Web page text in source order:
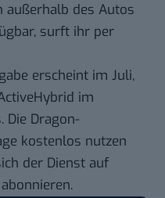
des Autos
surft ihr per
erscheint im Juli,
im
Die Dragon-
kostenlos nutzen
der Dienst auf